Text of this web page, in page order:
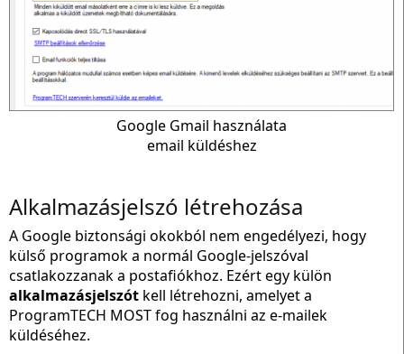
Google Gmail használata
email küldéshez
Alkalmazásjelszó létrehozása
A Google biztonsági okokból nem engedélyezi, hogy
külső programok a normál Google-jelszóval
csatlakozzanak a postafiókhoz. Ezért egy külön
alkalmazásjelszót kell létrehozni, amelyet a
ProgramTECH MOST fog használni az e-mailek
küldéséhez.